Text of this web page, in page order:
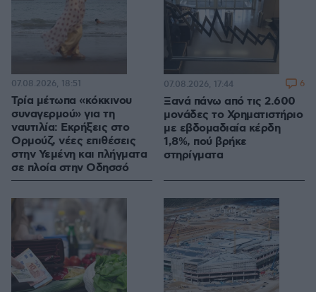
Τρία μέτωπα «κόκκινου
συναγερμού» για τη
ναυτιλία: Εκρήξεις στο
Ορμούζ, νέες επιθέσεις
στην Υεμένη και πλήγματα
σε πλοία στην Οδησσό
07.08.2026, 18:51
Ξανά πάνω από τις 2.600
μονάδες το Χρηματιστήριο
με εβδομαδιαία κέρδη
1,8%, πού βρήκε
στηρίγματα
07.08.2026, 17:44 6